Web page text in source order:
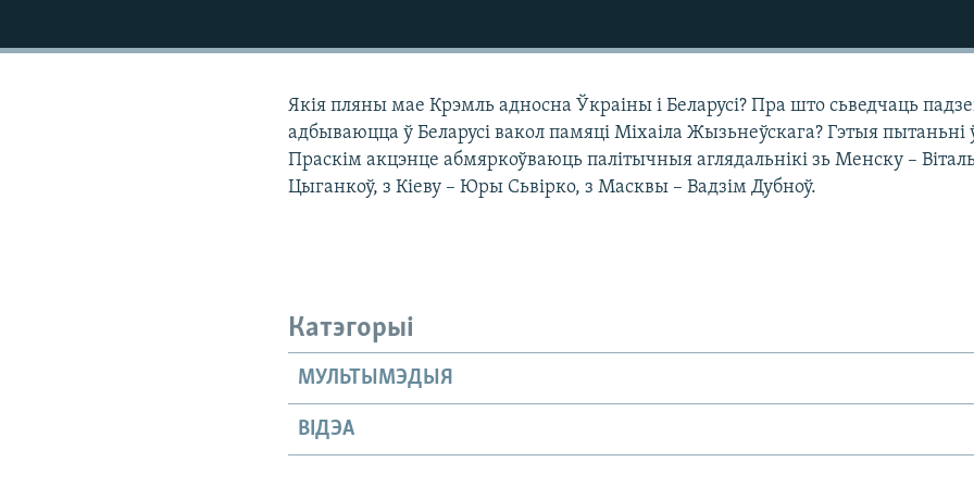
Якія пляны мае Крэмль адносна Ўкраіны і Беларусі? Пра што сьведчаць
адбываюцца ў Беларусі вакол памяці Міхаіла Жызьнеўскага? Гэтыя пытаньні
Праскім акцэнце абмяркоўваюць палітычныя аглядальнікі зь Менску –
Цыганкоў, з Кіеву – Юры Сьвірко, з Масквы – Вадзім Дубноў.
Катэгорыі
МУЛЬТЫМЭДЫЯ
ВІДЭА